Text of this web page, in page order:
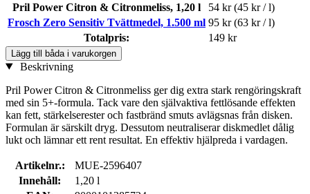
Pril Power Citron & Citronmeliss, 1,20 l 54 kr (45 kr / l)
Frosch Zero Sensitiv Tvättmedel, 1.500 ml 95 kr (63 kr / l)
Totalpris:
149 kr
Lägg till båda i varukorgen
Beskrivning
Pril Power Citron & Citronmeliss ger dig extra stark rengöringskraft
med sin 5+-formula. Tack vare den självaktiva fettlösande effekten
kan fett, stärkelserester och fastbränd smuts avlägsnas från disken.
Formulan är särskilt dryg. Dessutom neutraliserar diskmedlet dålig
lukt och lämnar ett rent resultat. En effektiv hjälpreda i vardagen.
Artikelnr.:
MUE-2596407
Innehåll:
1,20 l